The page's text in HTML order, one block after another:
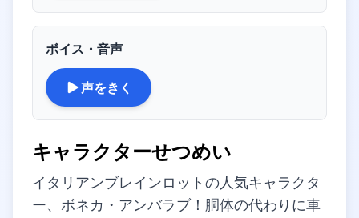
ボイス・音声
声をきく
キャラクターせつめい
イタリアンブレインロットの人気キャラクタ
ー、ボネカ・アンバラブ！胴体の代わりに車